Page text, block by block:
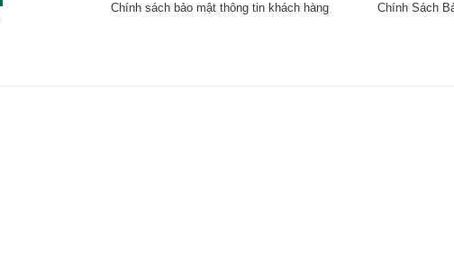
Chính sách bảo mật thông tin khách hàng Chính Sách